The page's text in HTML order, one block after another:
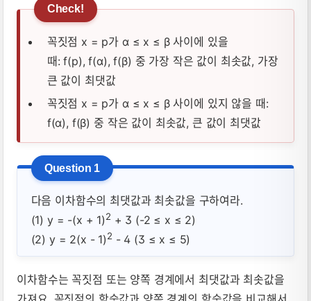
꼭짓점 x = p가 α ≤ x ≤ β 사이에 있을
때: f(p), f(α), f(β) 중 가장 작은 값이 최솟값, 가장
큰 값이 최댓값
꼭짓점 x = p가 α ≤ x ≤ β 사이에 있지 않을 때:
f(α), f(β) 중 작은 값이 최솟값, 큰 값이 최댓값
다음 이차함수의 최댓값과 최솟값을 구하여라.
(1) y = -(x + 1)2 + 3 (-2 ≤ x ≤ 2)
(2) y = 2(x - 1)2 - 4 (3 ≤ x ≤ 5)
이차함수는 꼭짓점 또는 양쪽 경계에서 최댓값과 최솟값을